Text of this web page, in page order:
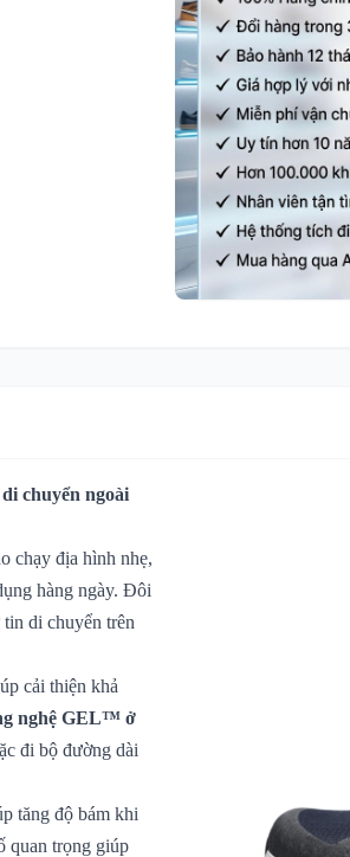
chuyển ngoài
chạy địa hình nhẹ,
hàng ngày. Đôi
di chuyển trên
cải thiện khả
nghệ GEL™ ở
đi bộ đường dài
tăng độ bám khi
quan trọng giúp